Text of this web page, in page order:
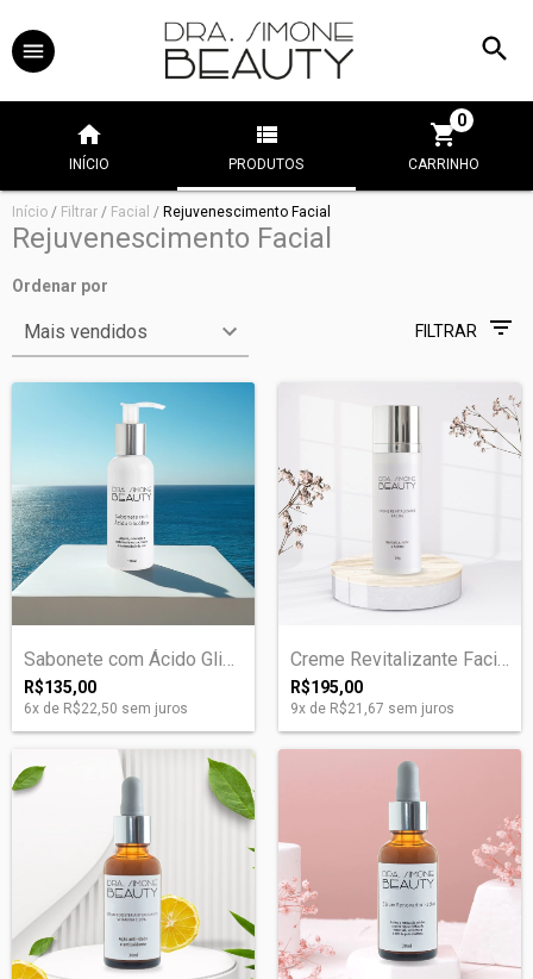
INÍCIO PRODUTOS CARRINHO
0
Início / Filtrar / Facial / Rejuvenescimento Facial
Rejuvenescimento Facial
Ordenar por
FILTRAR
Sabonete com Ácido Glicólico
R$135,00
6x de R$22,50 sem juros
Creme Revitalizante Facial
R$195,00
9x de R$21,67 sem juros